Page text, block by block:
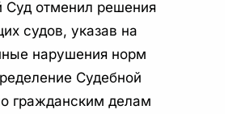
Суд отменил решения
судов, указав на
нарушения норм
Судебной
гражданским делам